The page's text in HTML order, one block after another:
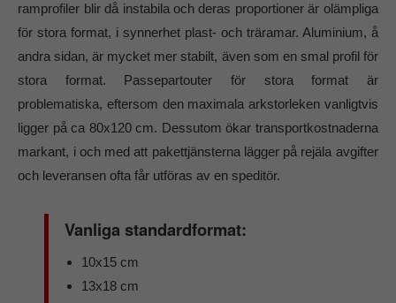
ramprofiler blir då instabila och deras proportioner är olämpliga
för stora format, i synnerhet plast- och träramar. Aluminium, å
andra sidan, är mycket mer stabilt, även som en smal profil för
stora format. Passepartouter för stora format är
problematiska, eftersom den maximala arkstorleken vanligtvis
ligger på ca 80x120 cm. Dessutom ökar transportkostnaderna
markant, i och med att pakettjänsterna lägger på rejäla avgifter
och leveransen ofta får utföras av en speditör.
Vanliga standardformat:
10x15 cm
13x18 cm